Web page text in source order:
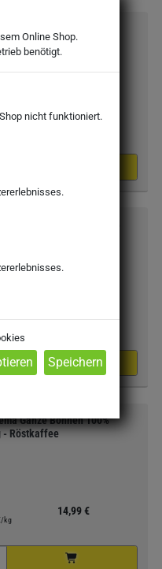
Ganze Bohnen 1kg -
Robusto Mischung
13,99 €
Ganze Bohnen 100%
- Röstkaffee
14,99 €
kg
Online Shop.
benötigt.
nicht funktioniert.